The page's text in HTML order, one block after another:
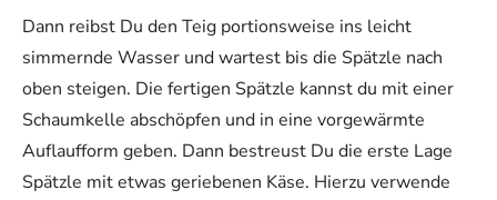
Dann reibst Du den Teig portionsweise ins leicht
simmernde Wasser und wartest bis die Spätzle nach
oben steigen. Die fertigen Spätzle kannst du mit einer
Schaumkelle abschöpfen und in eine vorgewärmte
Auflaufform geben. Dann bestreust Du die erste Lage
Spätzle mit etwas geriebenen Käse. Hierzu verwende